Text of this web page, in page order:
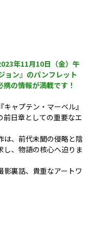
年11月10日（金）午
ョン』のパンフレット
の情報が満載です！
ャプテン・マーベル』
前日章としての重要なエ
は、前代未聞の侵略と陰
し、物語の核心へ迫りま
影裏話、貴重なアートワ